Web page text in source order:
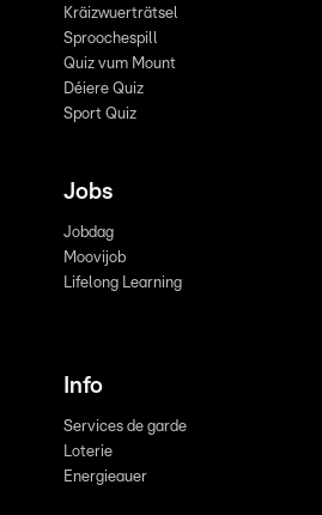
Kräizwuerträtsel
Sproochespill
Quiz vum Mount
Déiere Quiz
Sport Quiz
Jobs
Jobdag
Moovijob
Lifelong Learning
Info
Services de garde
Loterie
Energieauer